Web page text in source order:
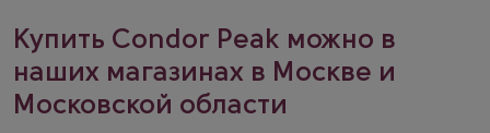
Купить Condor Peak можно в
наших магазинах в Москве и
Московской области